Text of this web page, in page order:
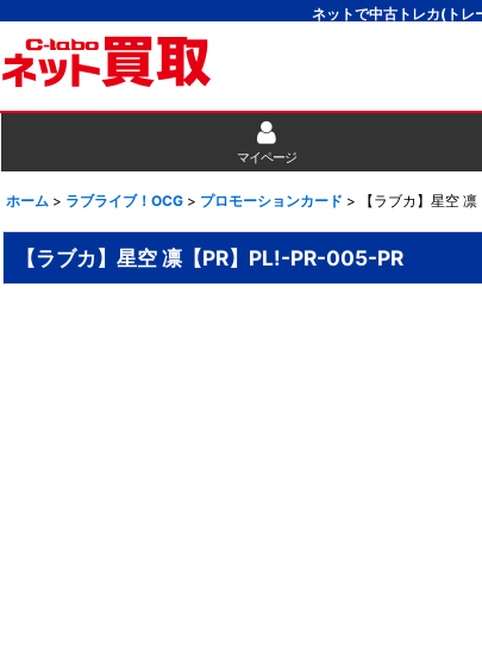
ネットで中古トレカ(トレ
マイページ
ホーム > ラブライブ！OCG > プロモーションカード > 【ラブカ】星空
【ラブカ】星空 凛【PR】PL!-PR-005-PR